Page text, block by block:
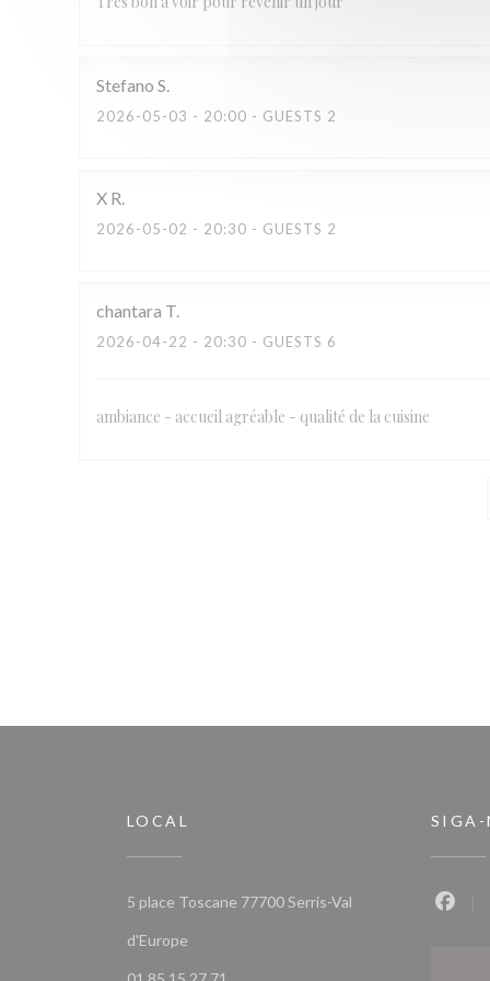
Stefano S
2026-05-03 - 20:00 - GUESTS 2
X R
2026-05-02 - 20:30 - GUESTS 2
chantara T
2026-04-22 - 20:30 - GUESTS 6
ambiance - accueil agréable - qualité de la cuisine
LOCAL
5 place Toscane 77700 Serris-Val
d'Europe((abre numa nova janela))
SIGA-